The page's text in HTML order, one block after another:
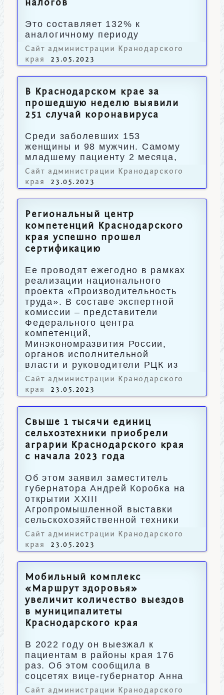
налогов
Это составляет 132% к
аналогичному периоду
прошлого года.
Сайт администрации Кранодарского
края
23.05.2023
В Краснодарском крае за
прошедшую неделю выявили
251 случай коронавируса
Среди заболевших 153
женщины и 98 мужчин. Самому
младшему пациенту 2 месяца,
а старшему – 91 год.
Сайт администрации Кранодарского
края
23.05.2023
Региональный центр
компетенций Краснодарского
края успешно прошел
сертификацию
Ее проводят ежегодно в рамках
реализации национального
проекта «Производительность
труда». В составе экспертной
комиссии – представители
Федерального центра
компетенций,
Минэкономразвития России,
органов исполнительной
власти и руководители РЦК из
других регионов.
Сайт администрации Кранодарского
края
23.05.2023
Свыше 1 тысячи единиц
сельхозтехники приобрели
аграрии Краснодарского края
с начала 2023 года
Об этом заявил заместитель
губернатора Андрей Коробка на
открытии XXIII
Агропромышленной выставки
сельскохозяйственной техники
«Золотая Нива».
Сайт администрации Кранодарского
края
23.05.2023
Мобильный комплекс
«Маршрут здоровья»
увеличит количество выездов
в муниципалитеты
Краснодарского края
В 2022 году он выезжал к
пациентам в районы края 176
раз. Об этом сообщила в
соцсетях вице-губернатор Анна
Минькова.
Сайт администрации Кранодарского